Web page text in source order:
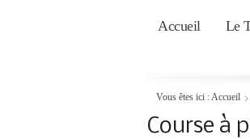
Accueil Le
Vous êtes ici : Accueil
Course à